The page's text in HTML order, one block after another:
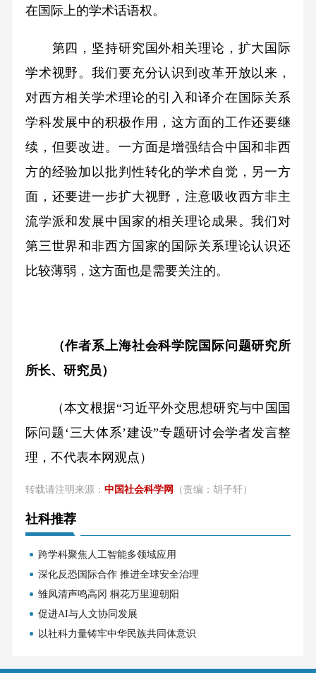
在国际上的学术话语权。
第四，坚持研究国外相关理论，扩大国际
学术视野。我们要充分认识到改革开放以来，
对西方相关学术理论的引入和译介在国际关系
学科发展中的积极作用，这方面的工作还要继
续，但要改进。一方面是增强结合中国和非西
方的经验加以批判性转化的学术自觉，另一方
面，还要进一步扩大视野，注意吸收西方非主
流学派和发展中国家的相关理论成果。我们对
第三世界和非西方国家的国际关系理论认识还
比较薄弱，这方面也是需要关注的。
（作者系上海社会科学院国际问题研究所
所长、研究员）
（本文根据“习近平外交思想研究与中国国
际问题‘三大体系’建设”专题研讨会学者发言整
理，不代表本网观点）
转载请注明来源： 中国社会科学网 （责编：胡子轩）
社科推荐
跨学科聚焦人工智能多领域应用
深化反恐国际合作 推进全球安全治理
雏凤清声鸣高冈 桐花万里迎朝阳
促进AI与人文协同发展
以社科力量铸牢中华民族共同体意识